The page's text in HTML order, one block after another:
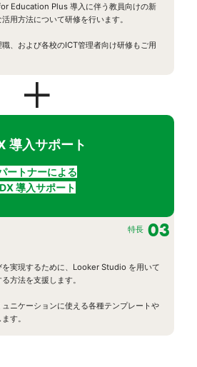
Education Plus 導入に伴う教員向けの新
用方法について研修を行います。
、および各校のICT管理者向け研修もご用
導入サポート
ートナーによる
DX 導入サポート
特長 03
を実現するために、Looker Studio を用いて
方法を支援します。
ニケーションに使える各種テンプレートや
す。